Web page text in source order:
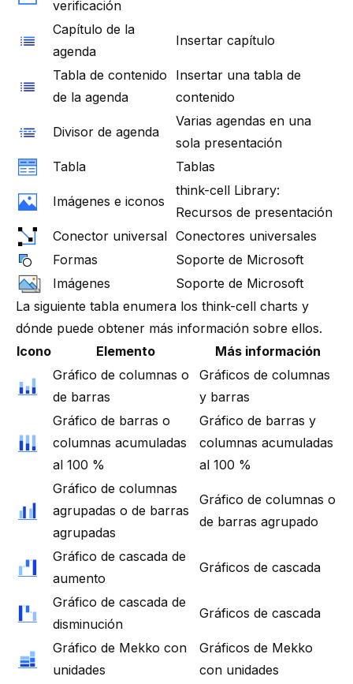
verificación
Capítulo de la
agenda
Insertar capítulo
Tabla de contenido
de la agenda
Insertar una tabla de
contenido
Divisor de agenda
Varias agendas en una
sola presentación
Tabla
Tablas
Imágenes e iconos
think-cell Library:
Recursos de presentación
Conector universal Conectores universales
Formas
Soporte de Microsoft
Imágenes
Soporte de Microsoft
La siguiente tabla enumera los think-cell charts y
dónde puede obtener más información sobre ellos.
Icono
Elemento
Más información
Gráfico de columnas o
de barras
Gráficos de columnas
y barras
Gráfico de barras o
columnas acumuladas
al 100 %
Gráfico de barras y
columnas acumuladas
al 100 %
Gráfico de columnas
agrupadas o de barras
agrupadas
Gráfico de columnas o
de barras agrupado
Gráfico de cascada de
aumento
Gráficos de cascada
Gráfico de cascada de
disminución
Gráficos de cascada
Gráfico de Mekko con
unidades
Gráficos de Mekko
con unidades